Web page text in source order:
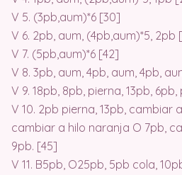
V 5. (3pb,aum)*6 [30]
V 6. 2pb, aum, (4pb,aum)*5, 2pb
V 7. (5pb,aum)*6 [42]
V 8. 3pb, aum, 4pb, aum, 4pb,
V 9. 18pb, 8pb, pierna, 13pb,
V 10. 2pb pierna, 13pb, cambiar
cambiar a hilo naranja O 7pb,
9pb. [45]
V 11. B5pb, O25pb, 5pb cola,